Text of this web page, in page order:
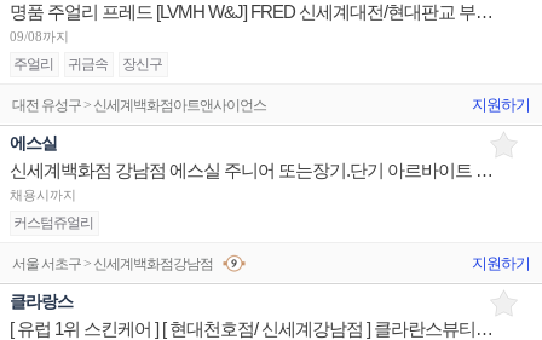
명품 주얼리 프레드 [LVMH W&J] FRED 신세계대전/현대판교 부점장~판매사원 채용
09/08까지
주얼리 귀금속 장신구
대전 유성구 > 신세계백화점아트앤사이언스 지원하기
에스실
신세계백화점 강남점 에스실 주니어 또는장기.단기 아르바이트 구인합니다.
채용시까지
커스텀쥬얼리
서울 서초구 > 신세계백화점강남점 지원하기
클라랑스
[ 유럽 1위 스킨케어 ] [ 현대천호점/ 신세계강남점 ] 클라란스뷰티 상품/진열/지원 판매전문직원